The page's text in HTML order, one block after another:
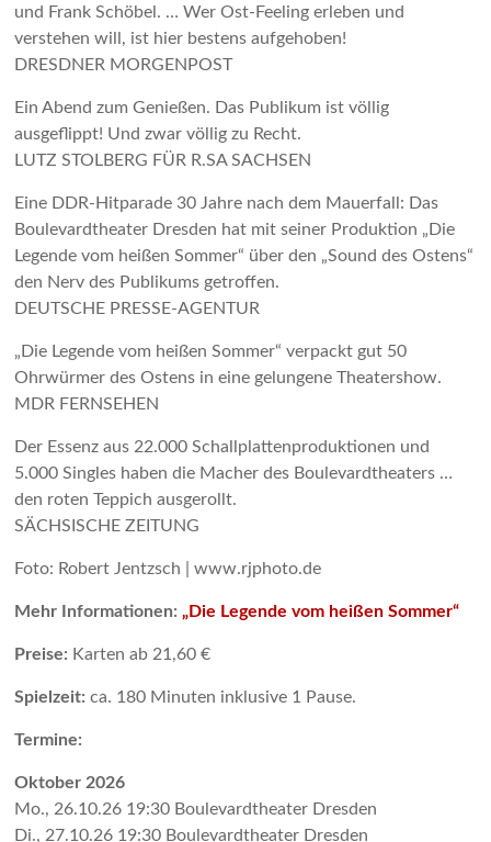
und Frank Schöbel. … Wer Ost-Feeling erleben und
verstehen will, ist hier bestens aufgehoben!
DRESDNER MORGENPOST
Ein Abend zum Genießen. Das Publikum ist völlig
ausgeflippt! Und zwar völlig zu Recht.
LUTZ STOLBERG FÜR R.SA SACHSEN
Eine DDR-Hitparade 30 Jahre nach dem Mauerfall: Das
Boulevardtheater Dresden hat mit seiner Produktion „Die
Legende vom heißen Sommer“ über den „Sound des Ostens“
den Nerv des Publikums getroffen.
DEUTSCHE PRESSE-AGENTUR
„Die Legende vom heißen Sommer“ verpackt gut 50
Ohrwürmer des Ostens in eine gelungene Theatershow.
MDR FERNSEHEN
Der Essenz aus 22.000 Schallplattenproduktionen und
5.000 Singles haben die Macher des Boulevardtheaters …
den roten Teppich ausgerollt.
SÄCHSISCHE ZEITUNG
Foto: Robert Jentzsch | www.rjphoto.de
Mehr Informationen:„Die Legende vom heißen Sommer“
Preise: Karten ab 21,60 €
Spielzeit: ca. 180 Minuten inklusive 1 Pause.
Termine:
Oktober 2026
Mo., 26.10.26 19:30 Bou­le­vard­the­ater Dres­den
Di., 27.10.26 19:30 Bou­le­vard­the­ater Dres­den